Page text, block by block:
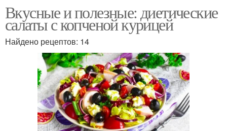
Вкусные и полезные: диетические
салаты с копченой курицей
Найдено рецептов: 14